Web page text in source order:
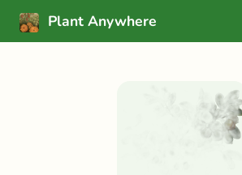
Plant Anywhere